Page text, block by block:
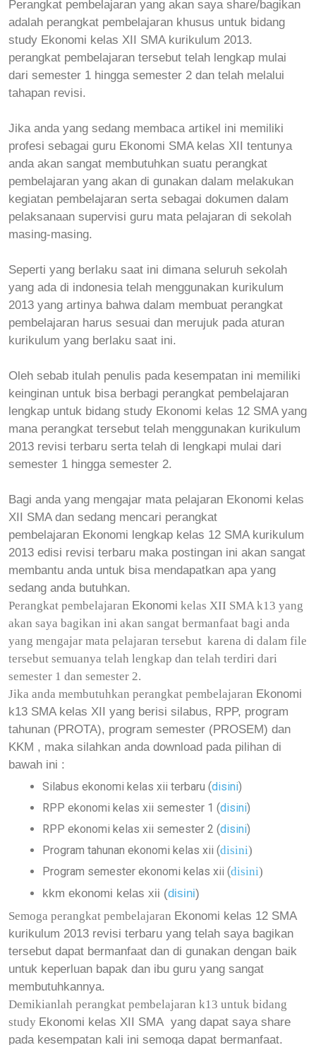
Perangkat pembelajaran yang akan saya share/bagikan
adalah perangkat pembelajaran khusus untuk bidang
study Ekonomi kelas XII SMA kurikulum 2013.
perangkat pembelajaran tersebut telah lengkap mulai
dari semester 1 hingga semester 2 dan telah melalui
tahapan revisi.
Jika anda yang sedang membaca artikel ini memiliki
profesi sebagai guru Ekonomi SMA kelas XII tentunya
anda akan sangat membutuhkan suatu perangkat
pembelajaran yang akan di gunakan dalam melakukan
kegiatan pembelajaran serta sebagai dokumen dalam
pelaksanaan supervisi guru mata pelajaran di sekolah
masing-masing.
Seperti yang berlaku saat ini dimana seluruh sekolah
yang ada di indonesia telah menggunakan kurikulum
2013 yang artinya bahwa dalam membuat perangkat
pembelajaran harus sesuai dan merujuk pada aturan
kurikulum yang berlaku saat ini.
Oleh sebab itulah penulis pada kesempatan ini memiliki
keinginan untuk bisa berbagi perangkat pembelajaran
lengkap untuk bidang study Ekonomi kelas 12 SMA yang
mana perangkat tersebut telah menggunakan kurikulum
2013 revisi terbaru serta telah di lengkapi mulai dari
semester 1 hingga semester 2.
Bagi anda yang mengajar mata pelajaran Ekonomi kelas
XII SMA dan sedang mencari perangkat
pembelajaran Ekonomi lengkap kelas 12 SMA kurikulum
2013 edisi revisi terbaru maka postingan ini akan sangat
membantu anda untuk bisa mendapatkan apa yang
sedang anda butuhkan.
Perangkat pembelajaran Ekonomi kelas XII SMA k13 yang
akan saya bagikan ini akan sangat bermanfaat bagi anda
yang mengajar mata pelajaran tersebut karena di dalam file
tersebut semuanya telah lengkap dan telah terdiri dari
semester 1 dan semester 2.
Jika anda membutuhkan perangkat pembelajaran Ekonomi
k13 SMA kelas XII yang berisi silabus, RPP, program
tahunan (PROTA), program semester (PROSEM) dan
KKM , maka silahkan anda download pada pilihan di
bawah ini :
Silabus ekonomi kelas xii terbaru (disini)
RPP ekonomi kelas xii semester 1 (disini)
RPP ekonomi kelas xii semester 2 (disini)
Program tahunan ekonomi kelas xii (disini)
Program semester ekonomi kelas xii (disini)
kkm ekonomi kelas xii (disini)
Semoga perangkat pembelajaran Ekonomi kelas 12 SMA
kurikulum 2013 revisi terbaru yang telah saya bagikan
tersebut dapat bermanfaat dan di gunakan dengan baik
untuk keperluan bapak dan ibu guru yang sangat
membutuhkannya.
Demikianlah perangkat pembelajaran k13 untuk bidang
study Ekonomi kelas XII SMA yang dapat saya share
pada kesempatan kali ini semoga dapat bermanfaat.